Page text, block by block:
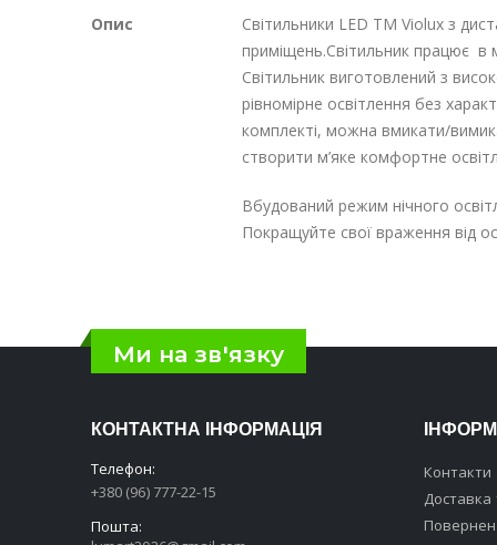
Опис
Світильники LED ТМ Violux з
приміщень.Світильник працює в
Світильник виготовлений з
рівномірне освітлення без
комплекті, можна вмикати/
створити м’яке комфортне
Вбудований режим нічного
Покращуйте свої враження від
Ми на зв'язку
КОНТАКТНА ІНФОРМАЦІЯ
Телефон:
+380 (96) 777-22-15
Пошта:
Контакти
Доставка